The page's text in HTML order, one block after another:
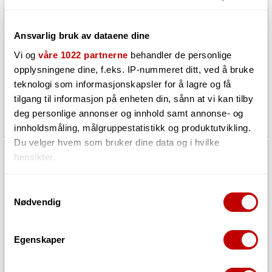
Ansvarlig bruk av dataene dine
Vi og våre 1022 partnerne behandler de personlige
opplysningene dine, f.eks. IP-nummeret ditt, ved å bruke
teknologi som informasjonskapsler for å lagre og få
tilgang til informasjon på enheten din, sånn at vi kan tilby
deg personlige annonser og innhold samt annonse- og
innholdsmåling, målgruppestatistikk og produktutvikling.
Du velger hvem som bruker dine data og i hvilke
hensikter.
Innhente informasjon om den geografiske
Identifisere enheten din ved å aktivt skanne den
Nødvendig
Egenskaper
Candy apple red
Må bestilles. Varen er på lager
hos vår leverandør
6 999,-
Tobacco sunburst
Må bestilles. Varen er på lager
hos vår leverandør
5 799,-